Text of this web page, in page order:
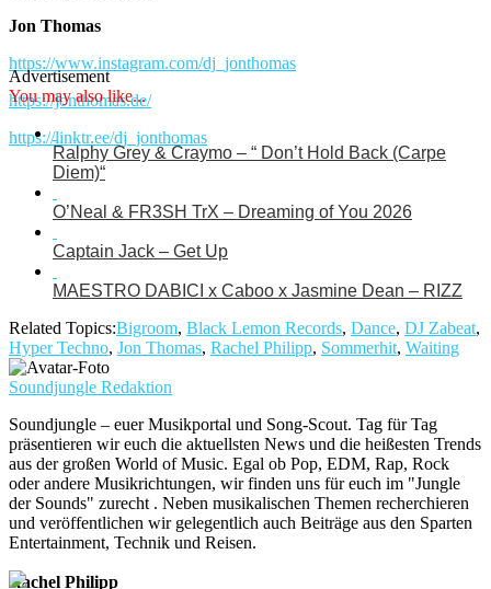
Jon Thomas
https://www.instagram.com/dj_jonthomas
https://jonthomas.de/
https://linktr.ee/dj_jonthomas
Rachel Philipp
Advertisement
You may also like...
Ralphy Grey & Craymo – “ Don’t Hold Back (Carpe
Diem)“
O’Neal & FR3SH TrX – Dreaming of You 2026
Captain Jack – Get Up
MAESTRO DABICI x Caboo x Jasmine Dean – RIZZ
Related Topics:Bigroom, Black Lemon Records, Dance, DJ Zabeat,
Hyper Techno, Jon Thomas, Rachel Philipp, Sommerhit, Waiting
Soundjungle Redaktion
Soundjungle – euer Musikportal und Song-Scout. Tag für Tag
präsentieren wir euch die aktuellsten News und die heißesten Trends
aus der großen World of Music. Egal ob Pop, EDM, Rap, Rock
oder andere Musikrichtungen, wir finden uns für euch im "Jungle
der Sounds" zurecht . Neben musikalischen Themen recherchieren
und veröffentlichen wir gelegentlich auch Beiträge aus den Sparten
Entertainment, Technik und Reisen.